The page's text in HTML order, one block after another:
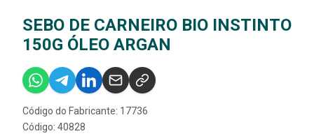
SEBO DE CARNEIRO BIO INSTINTO
150G ÓLEO ARGAN
Código do Fabricante: 17736
Código: 40828